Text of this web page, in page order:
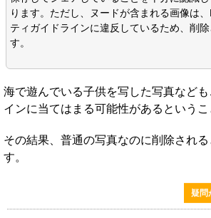
ります。ただし、ヌードが含まれる画像は
ティガイドラインに違反しているため、削
す。
海で遊んでいる子供を写した写真など
インに当てはまる可能性があるというこ
その結果、普通の写真なのに削除され
す。
疑問